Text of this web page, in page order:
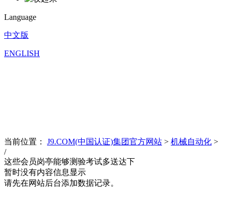
Language
中文版
ENGLISH
当前位置： J9.COM(中国认证)集团官方网站 > 机械自动化 >
/
这些会员岗亭能够测验考试多送达下
暂时没有内容信息显示
请先在网站后台添加数据记录。